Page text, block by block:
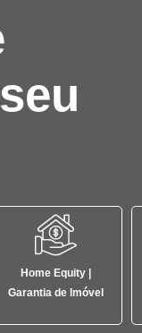
Home Equity |
Garantia de Imóvel